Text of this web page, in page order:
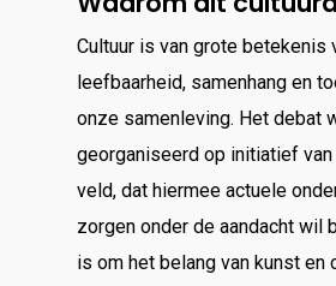
Cultuur is van grote betekenis
leefbaarheid, samenhang en
onze samenleving. Het debat
georganiseerd op initiatief
veld, dat hiermee actuele
zorgen onder de aandacht wil
is om het belang van kunst en